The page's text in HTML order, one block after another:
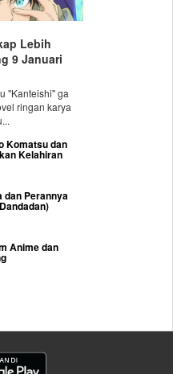
Lebih
9 Januari
"Kanteishi" ga
ringan karya
Komatsu dan
Kelahiran
dan Perannya
Anime dan